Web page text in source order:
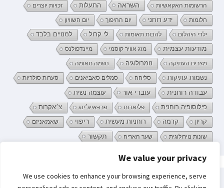
We value your privacy
We use cookies to enhance your browsing experience, serve
הרשומות האקאשיות השראה התעלות זכויות יוצרים
חלומות ידע רוחני יום ההיפוך יום השוויון
ילדי היהלום להבות תאומות לי קרול למנויים בלבד
מודעות עצמית מזג אוויר קוסמי מיינדפולנס
מצרים העתיקה נומרולוגיה נשמה תאומה
נשמות עתיקות סליחה סמלים סאביאנים סערות סולריות
עבודה רוחנית עובדי אור
עוצמה נשית
פילוסופיה רוחנית
פליאדות פרו-אייג׳ינג צ׳אקרות
קריון קרמה רוחניות מעשית ריפוי שאמאניזם
שונות נוירולוגית שער האריה תקשור
מהווה את ההסכמה שלך לשימוש בהם.